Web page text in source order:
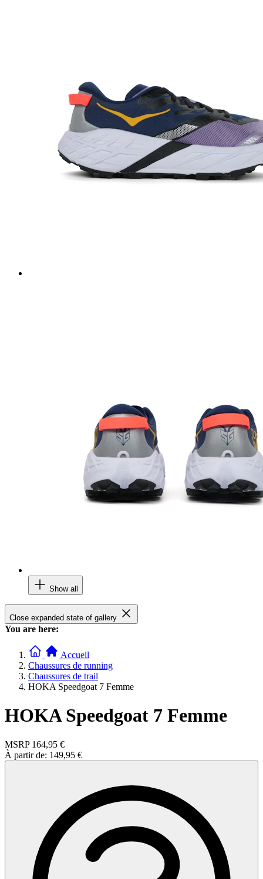
Show all
Close expanded state of gallery
You are here:
Accueil
Chaussures de running
Chaussures de trail
HOKA Speedgoat 7 Femme
HOKA Speedgoat 7 Femme
MSRP 164,95 €
À partir de: 149,95 €